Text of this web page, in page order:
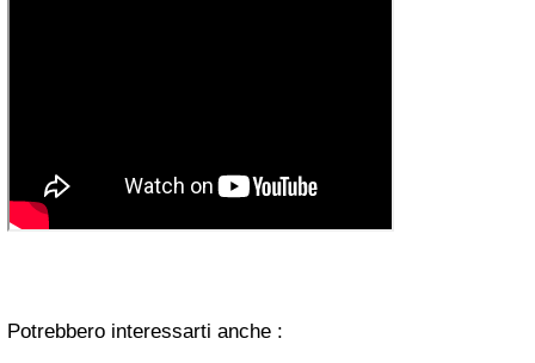
Potrebbero interessarti anche :